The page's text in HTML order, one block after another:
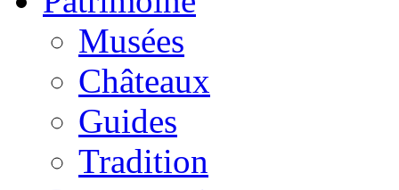
Musées
Châteaux
Guides
Tradition